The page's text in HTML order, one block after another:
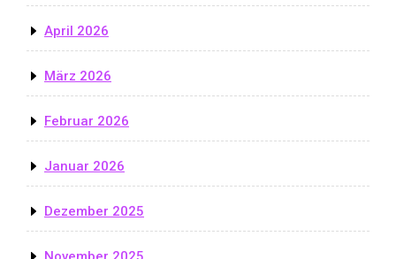
April 2026
März 2026
Februar 2026
Januar 2026
Dezember 2025